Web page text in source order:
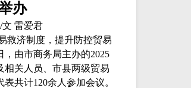
办
/文 雷爱君
济制度，提升防控贸易
，由市商务局主办的2025
相关人员、市县两级贸易
共计120余人参加会议。